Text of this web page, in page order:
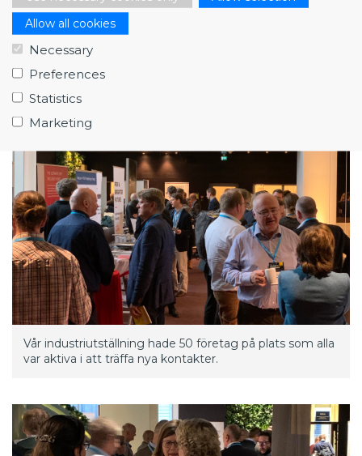
Allow all cookies
Necessary
Preferences
Statistics
Marketing
49 deltagare kom från Big science-anläggningar. Här
ses Jerome Pierlot, Head of Procurement for
Accelerators & Technology Section på CERN berätta
Vår industriutställning hade 50 företag på plats som alla
var aktiva i att träffa nya kontakter.